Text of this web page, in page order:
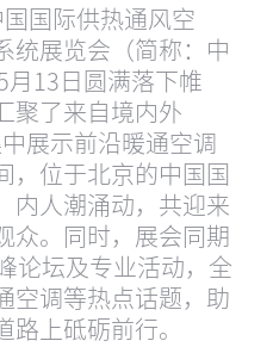
国国际供热通风空
统展览会（简称：中
13日圆满落下帷
聚了来自境内外
展示前沿暖通空调
，位于北京的中国国
内人潮涌动，共迎来
众。同时，展会同期
论坛及专业活动，全
空调等热点话题，助
上砥砺前行。